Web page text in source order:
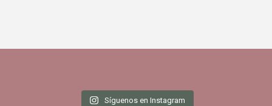
Síguenos en Instagram